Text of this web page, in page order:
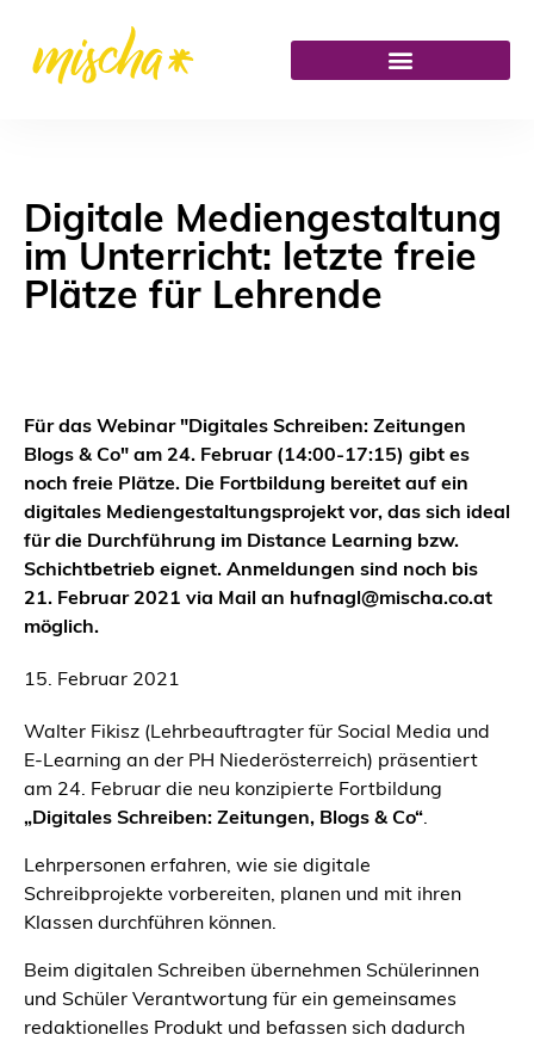
Digitale Mediengestaltung
im Unterricht: letzte freie
Plätze für Lehrende
Für das Webinar "Digitales Schreiben: Zeitungen
Blogs & Co" am 24. Februar (14:00-17:15) gibt es
noch freie Plätze. Die Fortbildung bereitet auf ein
digitales Mediengestaltungsprojekt vor, das sich ideal
für die Durchführung im Distance Learning bzw.
Schichtbetrieb eignet. Anmeldungen sind noch bis
21. Februar 2021 via Mail an hufnagl@mischa.co.at
möglich.
15. Februar 2021
Walter Fikisz (Lehrbeauftragter für Social Media und
E-Learning an der PH Niederösterreich) präsentiert
am 24. Februar die neu konzipierte Fortbildung
„Digitales Schreiben: Zeitungen, Blogs & Co“.
Lehrpersonen erfahren, wie sie digitale
Schreibprojekte vorbereiten, planen und mit ihren
Klassen durchführen können.
Beim digitalen Schreiben übernehmen Schülerinnen
und Schüler Verantwortung für ein gemeinsames
redaktionelles Produkt und befassen sich dadurch